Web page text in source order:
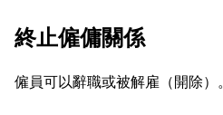
終止僱傭關係
僱員可以辭職或被解雇（開除）。